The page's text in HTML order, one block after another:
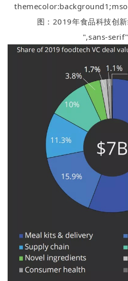
图： 2019年食品科技创
",sans-